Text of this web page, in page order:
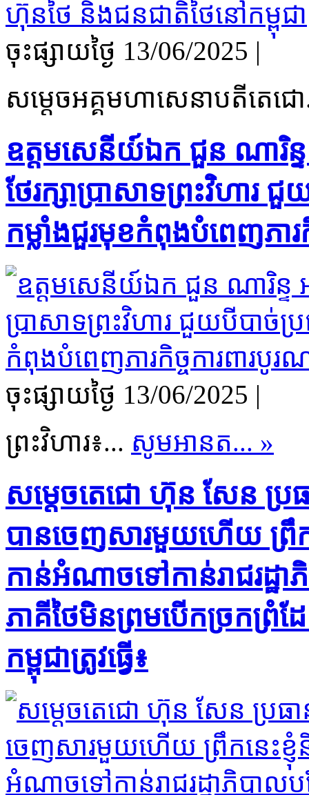
ចុះផ្សាយថ្ងៃ​ 13/06/2025 |
សម្តេចអគ្គមហាសេនាបតីតេជ
ឧត្តមសេនីយ៍ឯក ជួន ណារិ
ថែរក្សាប្រាសាទព្រះវិហារ
កម្លាំងជួរមុខ​កំពុងបំពេញភារ
ចុះផ្សាយថ្ងៃ​ 13/06/2025 |
ព្រះវិហារ៖... សូមអានត... »
សម្តេចតេជោ ហ៊ុន សែន ប្
បានចេញសារមួយហើយ ព្រឹក
កាន់អំណាចទៅកាន់រាជរដ្ឋ
ភាគីថៃមិនព្រមបើកច្រកព្រំ
កម្ពុជាត្រូវធ្វើ៖